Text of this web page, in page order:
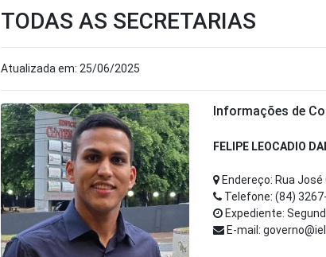
TODAS AS SECRETARIAS
Atualizada em: 25/06/2025
Informações de
FELIPE LEOCADIO
Endereço: Rua José
Telefone: (84)
Expediente:
E-mail: